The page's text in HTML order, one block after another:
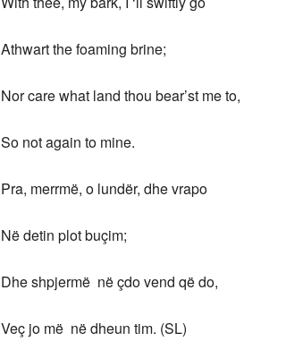
Athwart the foaming brine;
Nor care what land thou bear’st me to,
So not again to mine.
Pra, merrmë, o lundër, dhe vrapo
Në detin plot buçim;
Dhe shpjermë në çdo vend që do,
Veç jo më në dheun tim. (SL)